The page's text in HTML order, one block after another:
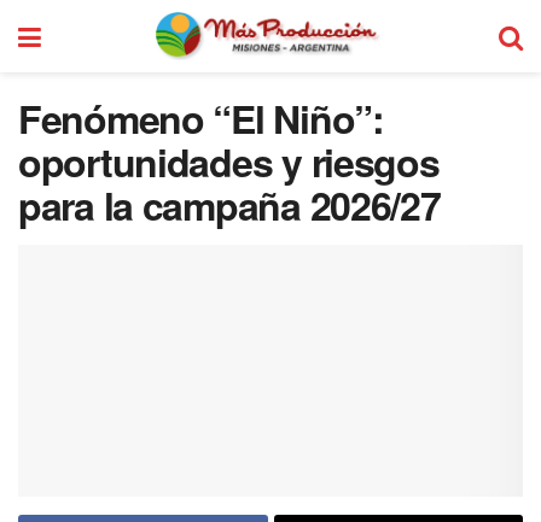
Fenómeno “El Niño”:
oportunidades y riesgos
para la campaña 2026/27